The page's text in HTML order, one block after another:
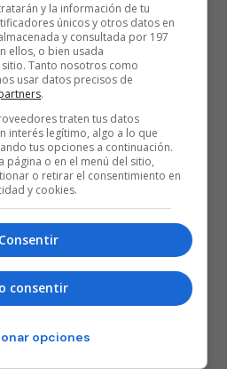
y la información de tu
únicos y otros datos en
y consultada por 197
ellos, o bien usada
Tanto nosotros como
usar datos precisos de
.
traten tus datos
interés legítimo, algo a lo que
tus opciones a continuación.
página o en el menú del sitio,
o retirar el consentimiento en
y cookies.
Consentir
consentir
opciones